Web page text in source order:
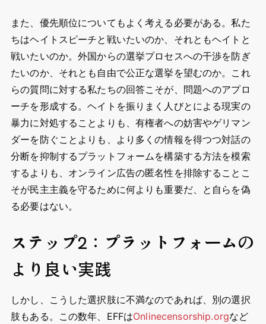
また、優先順位についてもよく考える必要がある。私た
ちはヘイトスピーチと戦いたいのか、それともヘイトと
戦いたいのか。外国からの選挙プロセスへの干渉を防ぎ
たいのか、それとも自由で公正な選挙を望むのか。これ
らの質問に対する私たちの回答こそが、問題へのアプロ
ーチを形成する。ヘイトを振りまく人びとによる現実の
暴力に対処することよりも、有権者への妨害やゲリマン
ダーを防ぐことよりも、より多くの情報を得つつ対話の
分断を抑制するプラットフォームを構築する方法を模索
するよりも、オンライン広告の匿名性を排除することこ
そが民主主義を守るために何よりも重要だ、と自らを偽
る必要はない。
ステップ2：プラットフォームの
より良い実践
しかし、こうした選択肢に不満なのであれば、別の選択
肢もある。この数年、EFFはOnlinecensorship.orgなど